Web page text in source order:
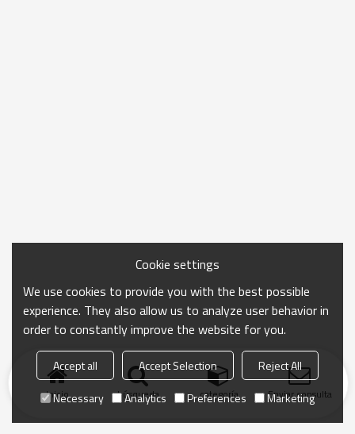
Inicio búsqueda categoría Enviar consulta
Cookie settings
We use cookies to provide you with the best possible
experience. They also allow us to analyze user behavior in
order to constantly improve the website for you.
Accept all Accept Selection
Reject All
Necessary
Analytics Preferences Marketing